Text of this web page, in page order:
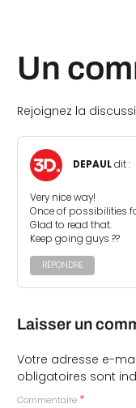
Un
Rejoignez la
DEPAUL dit :
Very nice way!
Once of possibilities
Glad to read that.
Keep going guys ??
RÉPONDRE
Laisser un
Votre adresse e-
obligatoires sont
Commentaire *